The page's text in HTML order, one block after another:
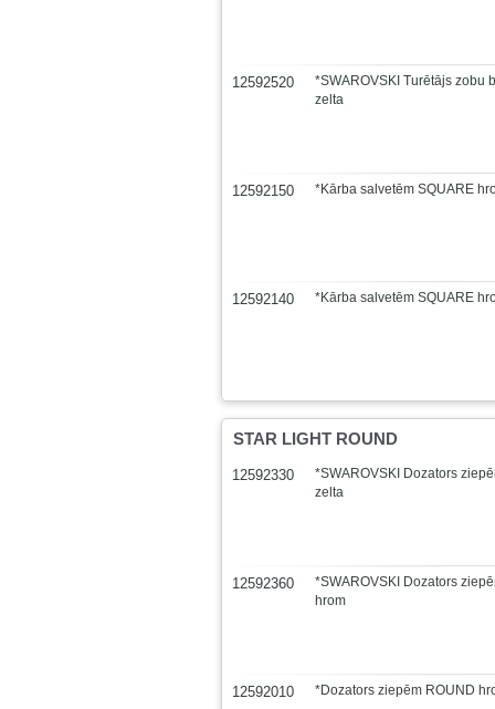
12592520
*SWAROVSKI Turētājs zobu
zelta
12592150 *Kārba salvetēm SQUARE
12592140 *Kārba salvetēm SQUARE
STAR LIGHT ROUND
12592330
*SWAROVSKI Dozators
zelta
12592360
*SWAROVSKI Dozators
hrom
12592010 *Dozators ziepēm ROUND